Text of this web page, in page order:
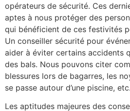
opérateurs de sécurité. Ces
aptes à nous protéger des
qui bénéficient de ces festivités
Un conseiller sécurité pour
aider à éviter certains accidents
des bals. Nous pouvons citer
blessures lors de bagarres, les
se passe autour d’une piscine, etc.
Les aptitudes majeures des